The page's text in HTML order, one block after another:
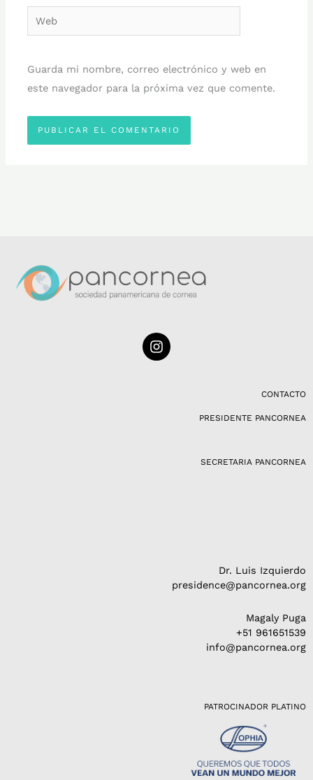
Web
Guarda mi nombre, correo electrónico y web en
este navegador para la próxima vez que comente.
I
n
CONTACTO
PRESIDENTE PANCORNEA
SECRETARIA PANCORNEA
Dr. Luis Izquierdo
presidence@pancornea.org
Magaly Puga
+51 961651539
info@pancornea.org
PATROCINADOR PLATINO